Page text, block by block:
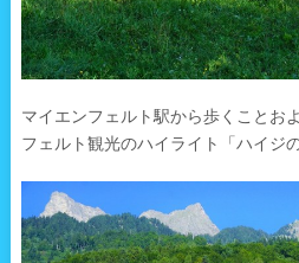
マイエンフェルト駅から歩くことお
フェルト観光のハイライト「ハイジ